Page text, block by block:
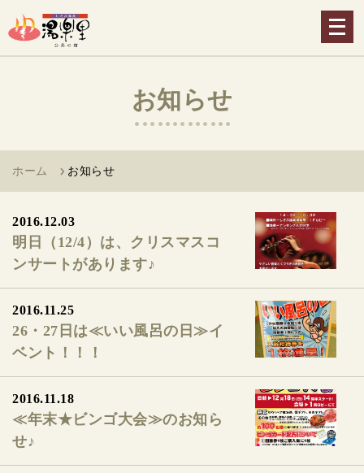
メ
ニ
ュ
お知らせ
ホーム お知らせ
2016.12.03
明日（12/4）は、クリスマスコ
ンサートがあります♪
2016.11.25
26・27日は≪いい風呂の日≫イ
ベント！！！
2016.11.18
≪年末★ビンゴ大会≫のお知ら
せ♪